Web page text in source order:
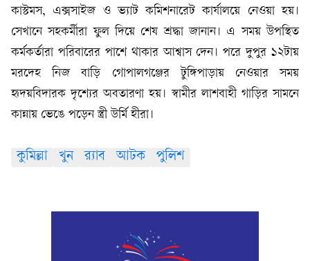
কাস্টমস, এক্সসাইজ ও ভ্যাট কমিশনারেট কার্যালয়ে নেওয়া হয়।
সেখানে সহকর্মীরা ফুল দিয়ে শেষ শ্রদ্ধা জানান। এ সময় উপস্থিত
কর্মকর্তারা পরিবারের পাশে থাকার আশ্বাস দেন। পরে দুপুর ১২টায়
মরদেহ নিজ বাড়ি গোপালগঞ্জের টুঙ্গিপাড়ায় নেওয়ার সময়
হৃদয়বিদারক দৃশ্যের অবতারণা হয়। স্বামীর লাশবাহী গাড়ির সামনে
কান্নায় ভেঙে পড়েন স্ত্রী উর্মি হীরা।
কুমিল্লা খুন র‌্যাব আটক পুলিশ